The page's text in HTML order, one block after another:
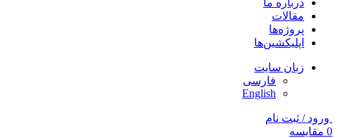
درباره ما
مقالات
پروژه‌ها
اپلیکشین‌ها
زبان سایت
فارسی
English
ورود / ثبت نام
0 مقایسه